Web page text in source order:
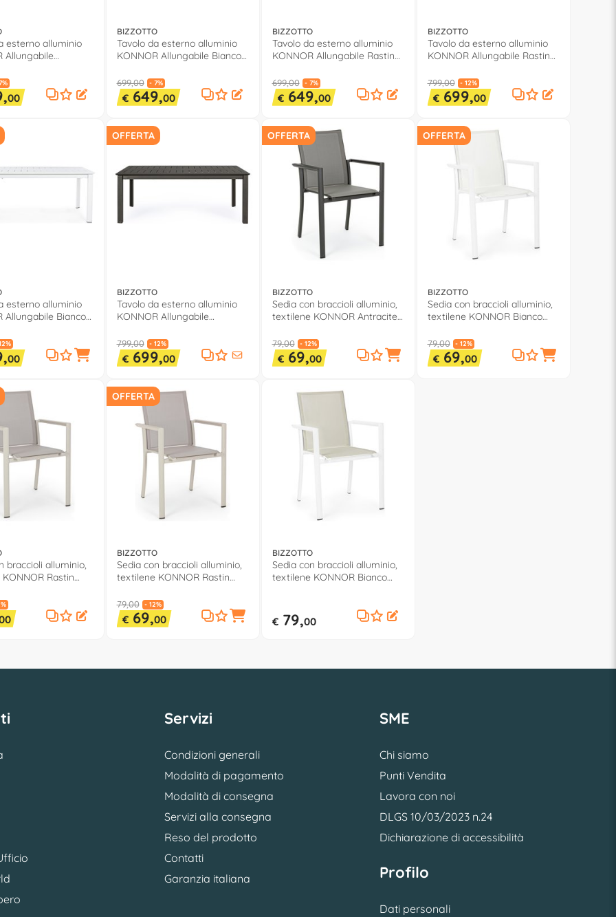
esterno alluminio
Allungabile
00
BIZZOTTO
Tavolo da esterno alluminio
KONNOR Allungabile Bianco
699,00 - 7%
€649,00
BIZZOTTO
Tavolo da esterno alluminio
KONNOR Allungabile Rastin
699,00 - 7%
€649,00
BIZZOTTO
Tavolo da esterno alluminio
KONNOR Allungabile Rastin
799,00 - 12%
€699,00
esterno alluminio
Allungabile Bianco
00
OFFERTA
BIZZOTTO
Tavolo da esterno alluminio
KONNOR Allungabile
0662274
799,00 - 12%
€699,00
OFFERTA
BIZZOTTO
Sedia con braccioli alluminio,
textilene KONNOR Antracite
79,00 - 12%
€69,00
OFFERTA
BIZZOTTO
Sedia con braccioli alluminio,
textilene KONNOR Bianco
79,00 - 12%
€69,00
braccioli alluminio,
Rastin
OFFERTA
BIZZOTTO
Sedia con braccioli alluminio,
textilene KONNOR Rastin
79,00 - 12%
€69,00
BIZZOTTO
Sedia con braccioli alluminio,
textilene KONNOR Bianco
€79,00
Servizi
Condizioni generali
Modalità di pagamento
Modalità di consegna
Servizi alla consegna
Reso del prodotto
Contatti
Garanzia italiana
SME
Chi siamo
Punti Vendita
Lavora con noi
DLGS 10/03/2023 n.24
Dichiarazione di accessibilità
Profilo
Dati personali